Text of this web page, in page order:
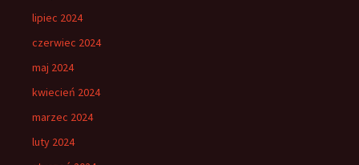
lipiec 2024
czerwiec 2024
maj 2024
kwiecień 2024
marzec 2024
luty 2024